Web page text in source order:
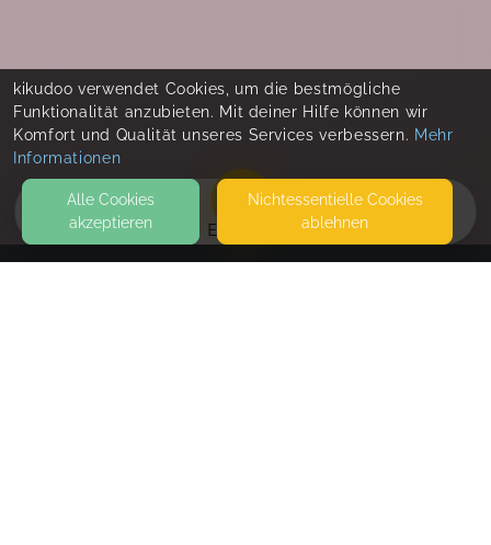
EVENTS
kikudoo verwendet Cookies, um die bestmögliche
Funktionalität anzubieten. Mit deiner Hilfe können wir
Komfort und Qualität unseres Services verbessern. Mehr
Informationen
Alle Cookies
akzeptieren
Nicht­essentielle Cookies
ablehnen